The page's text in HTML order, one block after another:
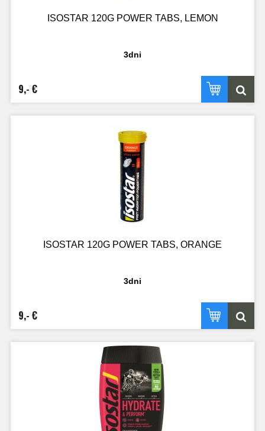
ISOSTAR 120G POWER TABS, LEMON
3dni
9,- €
ISOSTAR 120G POWER TABS, ORANGE
3dni
9,- €